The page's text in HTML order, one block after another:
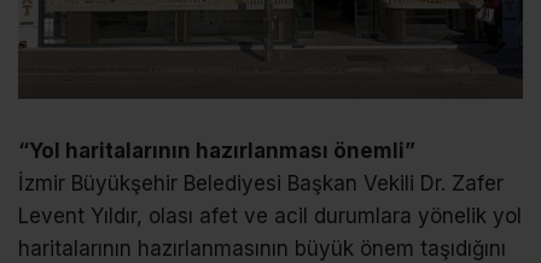
“Yol haritalarının hazırlanması önemli”
İzmir Büyükşehir Belediyesi Başkan Vekili Dr. Zafer
Levent Yıldır, olası afet ve acil durumlara yönelik yol
haritalarının hazırlanmasının büyük önem taşıdığını